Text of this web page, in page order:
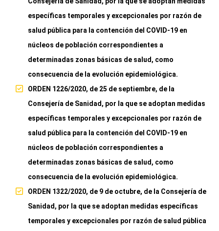
específicas temporales y excepcionales por razón de
salud pública para la contención del COVID-19 en
núcleos de población correspondientes a
determinadas zonas básicas de salud, como
consecuencia de la evolución epidemiológica.
ORDEN 1226/2020, de 25 de septiembre, de la
Consejería de Sanidad, por la que se adoptan medidas
específicas temporales y excepcionales por razón de
salud pública para la contención del COVID-19 en
núcleos de población correspondientes a
determinadas zonas básicas de salud, como
consecuencia de la evolución epidemiológica.
ORDEN 1322/2020, de 9 de octubre, de la Consejería de
Sanidad, por la que se adoptan medidas específicas
temporales y excepcionales por razón de salud pública